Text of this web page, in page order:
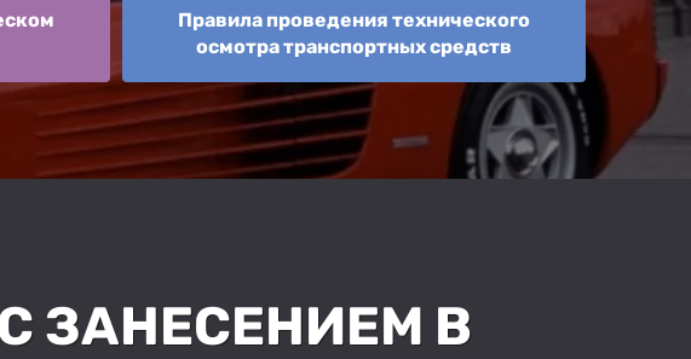
Правила проведения технического
осмотра транспортных средств
С ЗАНЕСЕНИЕМ В